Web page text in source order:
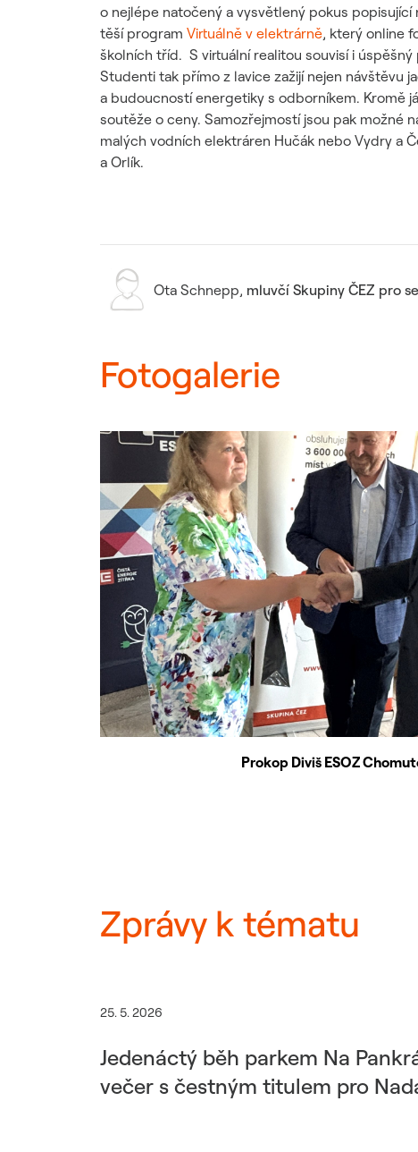
o nejlépe natočený a vysvětlený pokus
těší program Virtuálně v elektrárně, který online
školních tříd. S virtuální realitou souvisí i
Studenti tak přímo z lavice zažijí nejen návštěvu
a budoucností energetiky s odborníkem. Kromě
soutěže o ceny. Samozřejmostí jsou pak možné
malých vodních elektráren Hučák nebo Vydry a
a Orlík.
Ota Schnepp, mluvčí Skupiny ČEZ pro
Fotogalerie
Prokop Diviš ESOZ
Zprávy k tématu
25. 5. 2026
Jedenáctý běh parkem Na
večer s čestným titulem pro